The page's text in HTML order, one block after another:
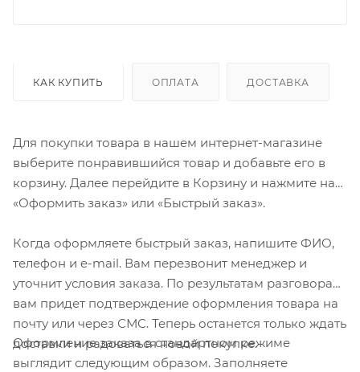
КАК КУПИТЬ ОПЛАТА ДОСТАВКА
Для покупки товара в нашем интернет-магазине
выберите понравившийся товар и добавьте его в
корзину. Далее перейдите в Корзину и нажмите на
«Оформить заказ» или «Быстрый заказ».
Когда оформляете быстрый заказ, напишите ФИО,
телефон и e-mail. Вам перезвонит менеджер и
уточнит условия заказа. По результатам разговора
вам придет подтверждение оформления товара на
почту или через СМС. Теперь останется только ждать
доставки и радоваться новой покупке.
Оформление заказа в стандартном режиме
выглядит следующим образом. Заполняете